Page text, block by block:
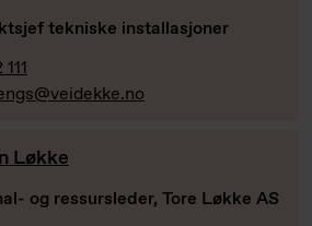
tekniske installasjoner
Løkke
og ressursleder, Tore Løkke AS